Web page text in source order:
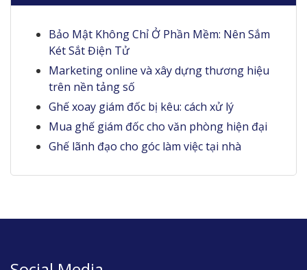
Bảo Mật Không Chỉ Ở Phần Mềm: Nên Sắm
Két Sắt Điện Tử
Marketing online và xây dựng thương hiệu
trên nền tảng số
Ghế xoay giám đốc bị kêu: cách xử lý
Mua ghế giám đốc cho văn phòng hiện đại
Ghế lãnh đạo cho góc làm việc tại nhà